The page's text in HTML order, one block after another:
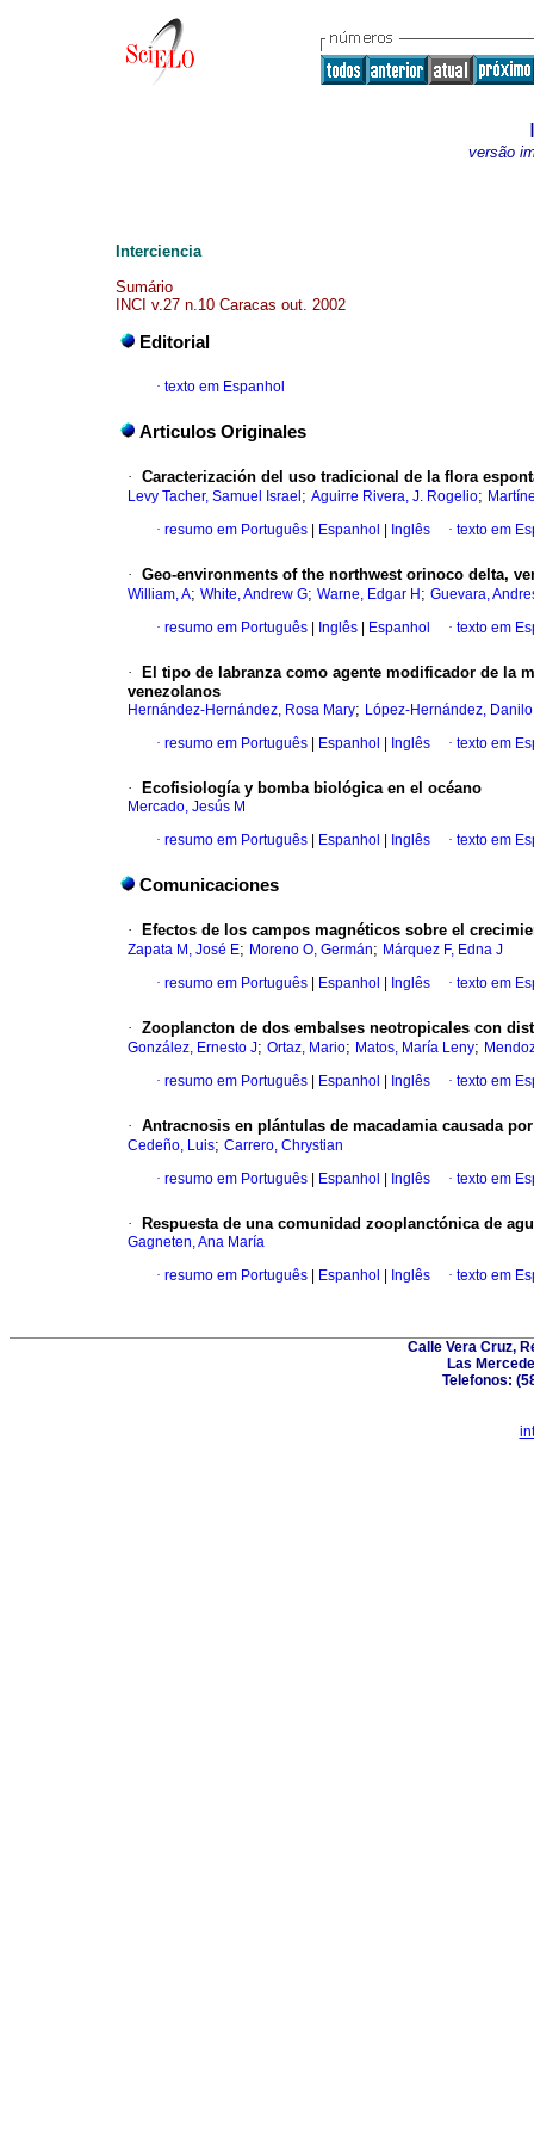
versão
Interciencia
Sumário
INCI v.27 n.10 Caracas out. 2002
Editorial
· texto em Espanhol
Articulos Originales
· Caracterización del uso tradicional de la flora
Levy Tacher, Samuel Israel ; Aguirre Rivera, J. Rogelio;
· resumo em Português Espanhol Inglês · texto em
· Geo-environments of the northwest orinoco delta,
William, A; White, Andrew G; Warne, Edgar H ; Guevara,
· resumo em Português Inglês Espanhol · texto em
·
El tipo de labranza como agente modificador de la
venezolanos
Hernández-Hernández, Rosa Mary; López-Hernández, Danilo
· resumo em Português Espanhol Inglês · texto em
· Ecofisiología y bomba biológica en el océano
Mercado, Jesús M
· resumo em Português Espanhol Inglês · texto em
Comunicaciones
· Efectos de los campos magnéticos sobre el
Zapata M, José E; Moreno O, Germán; Márquez F, Edna J
· resumo em Português Espanhol Inglês · texto em
· Zooplancton de dos embalses neotropicales con
González, Ernesto J; Ortaz, Mario; Matos, María Leny;
· resumo em Português Espanhol Inglês · texto em
· Antracnosis en plántulas de macadamia causada por
Cedeño, Luis; Carrero, Chrystian
· resumo em Português Espanhol Inglês · texto em
· Respuesta de una comunidad zooplanctónica de
Gagneten, Ana María
· resumo em Português Espanhol Inglês · texto em
Calle Vera Cruz,
Las
Telefonos: